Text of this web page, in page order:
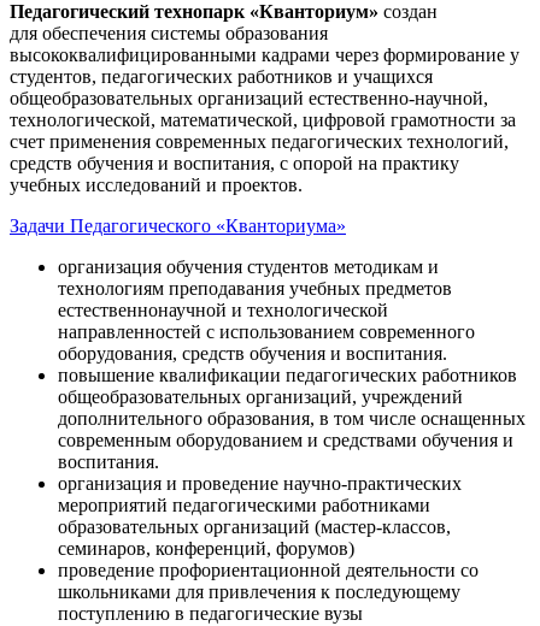
Педагогический технопарк «Кванториум» создан
для обеспечения системы образования
высококвалифицированными кадрами через формирование у
студентов, педагогических работников и учащихся
общеобразовательных организаций естественно-научной,
технологической, математической, цифровой грамотности за
счет применения современных педагогических технологий,
средств обучения и воспитания, с опорой на практику
учебных исследований и проектов.
Задачи Педагогического «Кванториума»
организация обучения студентов методикам и
технологиям преподавания учебных предметов
естественнонаучной и технологической
направленностей с использованием современного
оборудования, средств обучения и воспитания.
повышение квалификации педагогических работников
общеобразовательных организаций, учреждений
дополнительного образования, в том числе оснащенных
современным оборудованием и средствами обучения и
воспитания.
организация и проведение научно-практических
мероприятий педагогическими работниками
образовательных организаций (мастер-классов,
семинаров, конференций, форумов)
проведение профориентационной деятельности со
школьниками для привлечения к последующему
поступлению в педагогические вузы